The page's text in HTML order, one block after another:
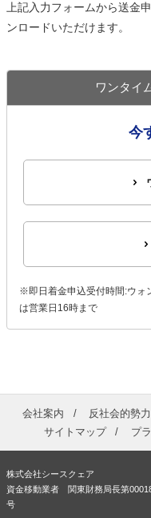
上記入力フォームから送金
ンロードいただけます。
ワンタイ
今
※即日着金申込受付時間:ウォ
は営業日16時まで
会社案内 反社会的勢
サイトマップ
プ
株式会社シースクェア
資金移動業者 関東財務局長第
号